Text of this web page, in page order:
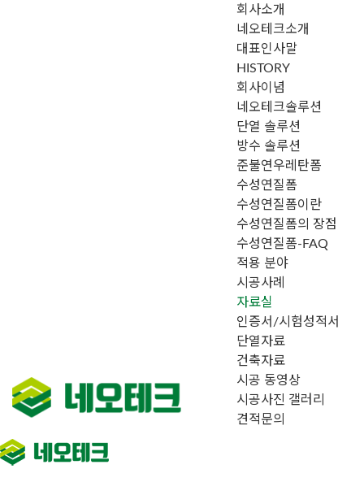
회사소개
네오테크소개
대표인사말
HISTORY
회사이념
네오테크솔루션
단열 솔루션
방수 솔루션
준불연우레탄폼
수성연질폼
수성연질폼이란
수성연질폼의 장점
수성연질폼-FAQ
적용 분야
시공사례
자료실
인증서/시험성적서
단열자료
건축자료
시공 동영상
시공사진 갤러리
견적문의